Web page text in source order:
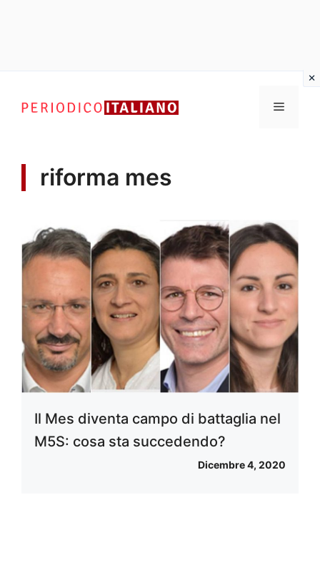
contenuto
Menu
riforma mes
Il Mes diventa campo di battaglia nel
M5S: cosa sta succedendo?
Dicembre 4, 2020